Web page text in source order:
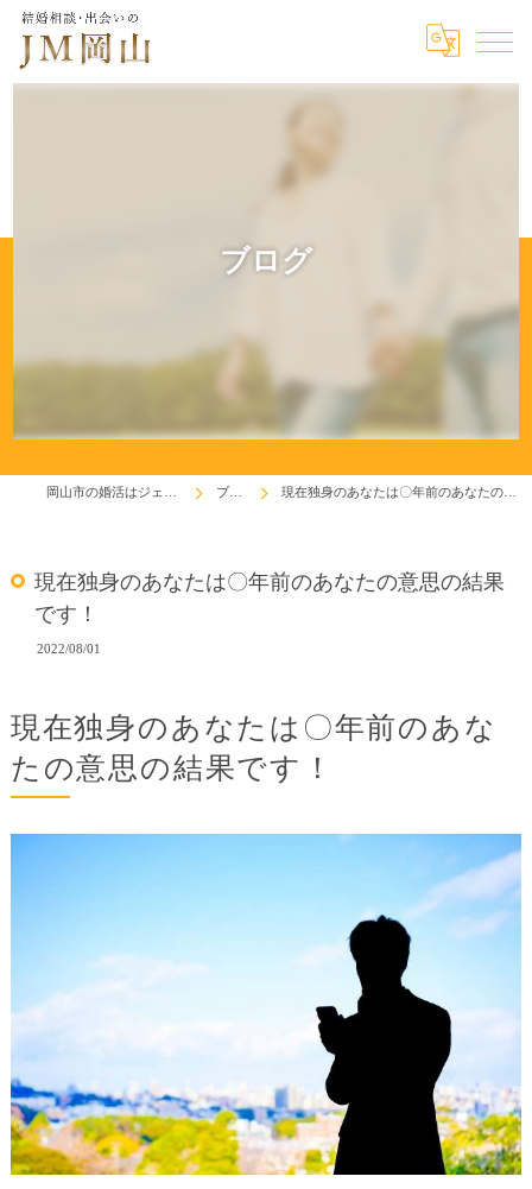
ブログ
ブログ 現在独身のあなたは〇年前のあなたの意思の結果です！
現在独身のあなたは〇年前のあなたの意思の結果
です！
2022/08/01
現在独身のあなたは〇年前のあな
たの意思の結果です！